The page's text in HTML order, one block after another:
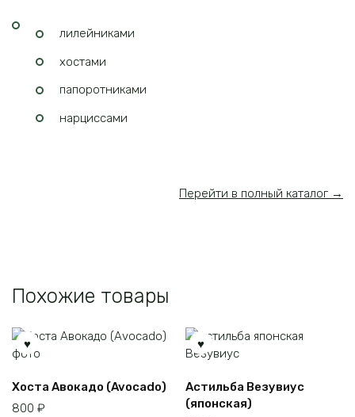
лилейниками
хостами
папоротниками
нарциссами
Перейти в полный каталог →
Похожие товары
Хоста Авокадо (Avocado)
800 ₽
Астильба Везувиус
(японская)